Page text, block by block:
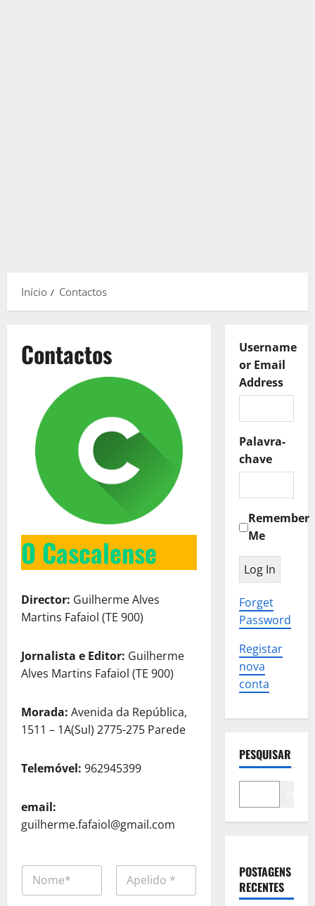
Início Contactos
Contactos
O Cascalense
Director: Guilherme Alves
Martins Fafaiol (TE 900)
Jornalista e Editor: Guilherme
Alves Martins Fafaiol (TE 900)
Morada: Avenida da República,
1511 – 1A(Sul) 2775-275 Parede
Telemóvel: 962945399
email:
guilherme.fafaiol@gmail.com
N
m
Username
or Email
Address
Palavra-
chave
Remember
Me
Forget
Password
Registar
nova
conta
PESQUISAR
POSTAGENS
RECENTES